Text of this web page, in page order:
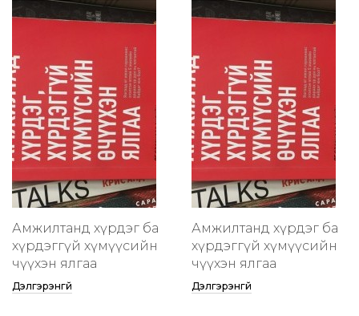
Амжилтанд хүрдэг ба
хүрдэггүй хүмүүсийн
өчүүхэн ялгаа
Дэлгэрэнгүй
Амжилтанд хүрдэг ба
хүрдэггүй хүмүүсийн
өчүүхэн ялгаа
Дэлгэрэнгүй